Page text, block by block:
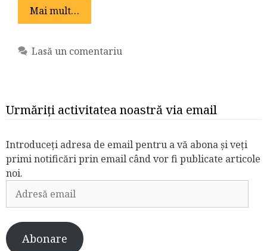
Mai mult…
Lasă un comentariu
Urmăriți activitatea noastră via email
Introduceți adresa de email pentru a vă abona și veți
primi notificări prin email când vor fi publicate articole
noi.
Adresă
email
Abonare